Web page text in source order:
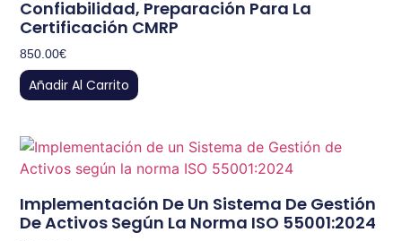
Confiabilidad, Preparación Para La
Certificación CMRP
850.00€
Añadir Al Carrito
Implementación De Un Sistema De Gestión
De Activos Según La Norma ISO 55001:2024